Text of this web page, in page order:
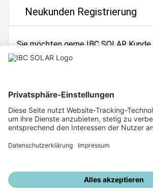
Neukunden Registrierung
Sie möchten gerne IBC SOLAR
Dann registrieren Sie sich jetzt!
Unsere weiteren Angebote
IBC SOLAR Webseite